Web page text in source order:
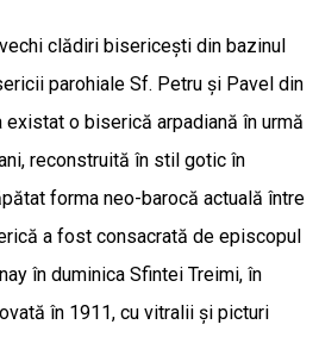
clădiri bisericești din bazinul
parohiale Sf. Petru și Pavel din
o biserică arpadiană în urmă
reconstruită în stil gotic în
forma neo-barocă actuală între
a fost consacrată de episcopul
în duminica Sfintei Treimi, în
în 1911, cu vitralii și picturi